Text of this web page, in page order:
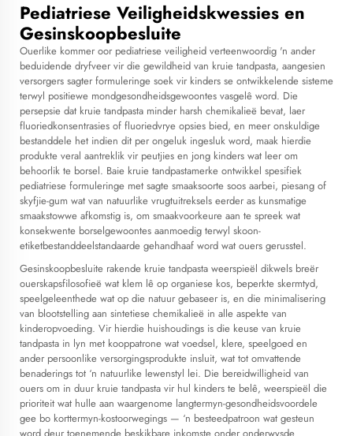
Pediatriese Veiligheidskwessies en
Gesinskoopbesluite
Ouerlike kommer oor pediatriese veiligheid verteenwoordig 'n ander
beduidende dryfveer vir die gewildheid van kruie tandpasta, aangesien
versorgers sagter formuleringe soek vir kinders se ontwikkelende sisteme
terwyl positiewe mondgesondheidsgewoontes vasgelê word. Die
persepsie dat kruie tandpasta minder harsh chemikalieë bevat, laer
fluoriedkonsentrasies of fluoriedvrye opsies bied, en meer onskuldige
bestanddele het indien dit per ongeluk ingesluk word, maak hierdie
produkte veral aantreklik vir peutjies en jong kinders wat leer om
behoorlik te borsel. Baie kruie tandpastamerke ontwikkel spesifiek
pediatriese formuleringe met sagte smaaksoorte soos aarbei, piesang of
skyfjie-gum wat van natuurlike vrugtuitreksels eerder as kunsmatige
smaakstowwe afkomstig is, om smaakvoorkeure aan te spreek wat
konsekwente borselgewoontes aanmoedig terwyl skoon-
etiketbestanddeelstandaarde gehandhaaf word wat ouers gerusstel.
Gesinskoopbesluite rakende kruie tandpasta weerspieël dikwels breër
ouerskapsfilosofieë wat klem lê op organiese kos, beperkte skermtyd,
speelgeleenthede wat op die natuur gebaseer is, en die minimalisering
van blootstelling aan sintetiese chemikalieë in alle aspekte van
kinderopvoeding. Vir hierdie huishoudings is die keuse van kruie
tandpasta in lyn met kooppatrone wat voedsel, klere, speelgoed en
ander persoonlike versorgingsprodukte insluit, wat tot omvattende
benaderings tot ‘n natuurlike lewenstyl lei. Die bereidwilligheid van
ouers om in duur kruie tandpasta vir hul kinders te belê, weerspieël die
prioriteit wat hulle aan waargenome langtermyn-gesondheidsvoordele
gee bo korttermyn-kostoorwegings — ‘n besteedpatroon wat gesteun